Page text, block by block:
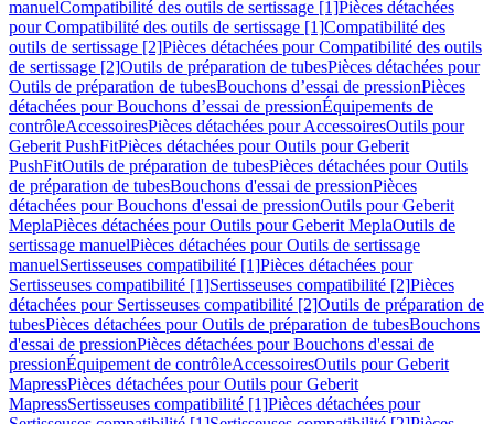
manuelCompatibilité des outils de sertissage [1]Pièces détachées
pour Compatibilité des outils de sertissage [1]Compatibilité des
outils de sertissage [2]Pièces détachées pour Compatibilité des outils
de sertissage [2]Outils de préparation de tubesPièces détachées pour
Outils de préparation de tubesBouchons d’essai de pressionPièces
détachées pour Bouchons d’essai de pressionÉquipements de
contrôleAccessoiresPièces détachées pour AccessoiresOutils pour
Geberit PushFitPièces détachées pour Outils pour Geberit
PushFitOutils de préparation de tubesPièces détachées pour Outils
de préparation de tubesBouchons d'essai de pressionPièces
détachées pour Bouchons d'essai de pressionOutils pour Geberit
MeplaPièces détachées pour Outils pour Geberit MeplaOutils de
sertissage manuelPièces détachées pour Outils de sertissage
manuelSertisseuses compatibilité [1]Pièces détachées pour
Sertisseuses compatibilité [1]Sertisseuses compatibilité [2]Pièces
détachées pour Sertisseuses compatibilité [2]Outils de préparation de
tubesPièces détachées pour Outils de préparation de tubesBouchons
d'essai de pressionPièces détachées pour Bouchons d'essai de
pressionÉquipement de contrôleAccessoiresOutils pour Geberit
MapressPièces détachées pour Outils pour Geberit
MapressSertisseuses compatibilité [1]Pièces détachées pour